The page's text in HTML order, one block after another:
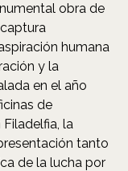
obra de
humana
y la
en el año
de
la
tanto
de la lucha por